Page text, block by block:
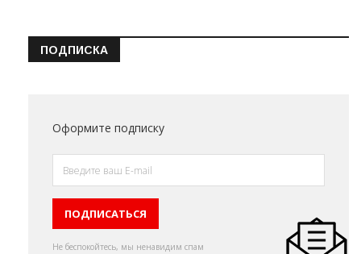
ПОДПИСКА
Оформите подписку
Не беспокойтесь, мы ненавидим спам